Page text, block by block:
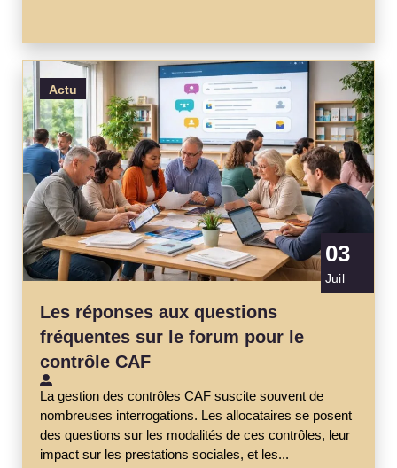
Actu
03
Juil
Les réponses aux questions
fréquentes sur le forum pour le
contrôle CAF
La gestion des contrôles CAF suscite souvent de
nombreuses interrogations. Les allocataires se posent
des questions sur les modalités de ces contrôles, leur
impact sur les prestations sociales, et les...